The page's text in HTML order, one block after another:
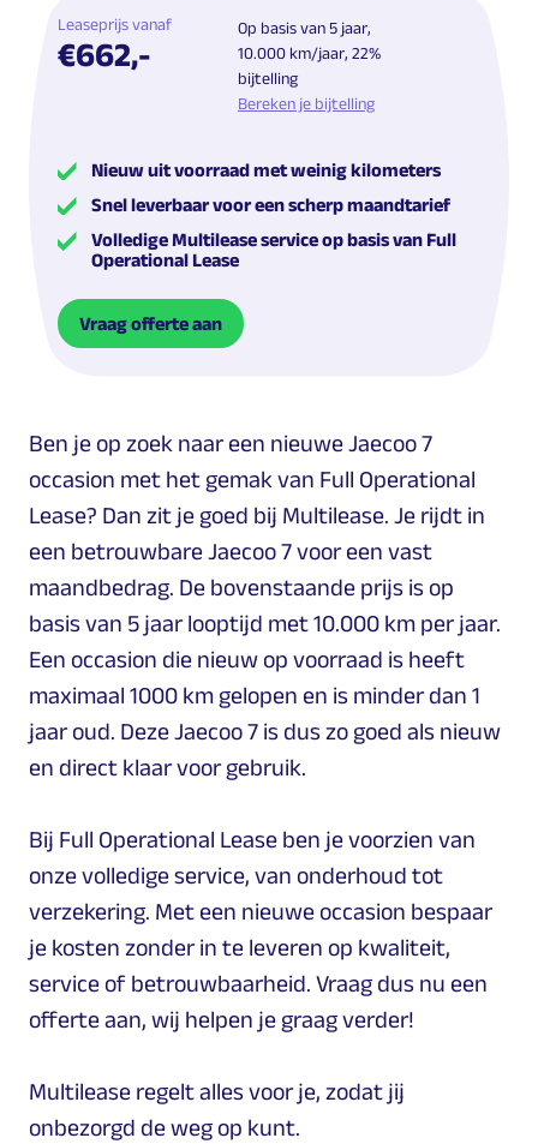
Leaseprijs vanaf
€662,-
Op basis van 5 jaar,
10.000 km/jaar, 22%
bijtelling
Bereken je bijtelling
Nieuw uit voorraad met weinig kilometers
Snel leverbaar voor een scherp maandtarief
Volledige Multilease service op basis van Full
Operational Lease
Vraag offerte aan
Ben je op zoek naar een nieuwe Jaecoo 7
occasion met het gemak van Full Operational
Lease? Dan zit je goed bij Multilease. Je rijdt in
een betrouwbare Jaecoo 7 voor een vast
maandbedrag. De bovenstaande prijs is op
basis van 5 jaar looptijd met 10.000 km per jaar.
Een occasion die nieuw op voorraad is heeft
maximaal 1000 km gelopen en is minder dan 1
jaar oud. Deze Jaecoo 7 is dus zo goed als nieuw
en direct klaar voor gebruik.
Bij Full Operational Lease ben je voorzien van
onze volledige service, van onderhoud tot
verzekering. Met een nieuwe occasion bespaar
je kosten zonder in te leveren op kwaliteit,
service of betrouwbaarheid. Vraag dus nu een
offerte aan, wij helpen je graag verder!
Multilease regelt alles voor je, zodat jij
onbezorgd de weg op kunt.